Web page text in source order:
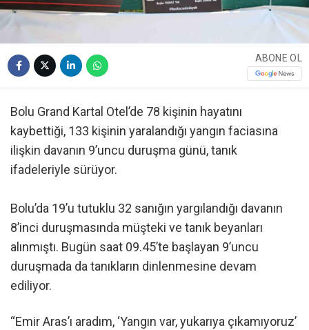
ABONE OL
Bolu Grand Kartal Otel’de 78 kişinin hayatını
kaybettiği, 133 kişinin yaralandığı yangın faciasına
ilişkin davanın 9’uncu duruşma günü, tanık
ifadeleriyle sürüyor.
Bolu’da 19’u tutuklu 32 sanığın yargılandığı davanın
8’inci duruşmasında müşteki ve tanık beyanları
alınmıştı. Bugün saat 09.45’te başlayan 9’uncu
duruşmada da tanıkların dinlenmesine devam
ediliyor.
“Emir Aras’ı aradım, ‘Yangın var, yukarıya çıkamıyoruz’